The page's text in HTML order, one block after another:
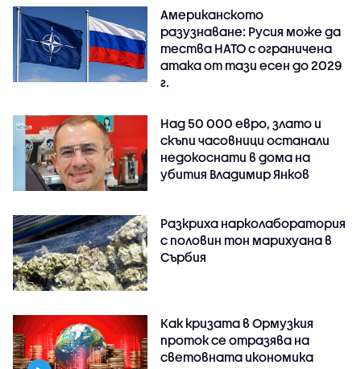
Американското
разузнаване: Русия може да
тества НАТО с ограничена
атака от тази есен до 2029
г.
Над 50 000 евро, злато и
скъпи часовници останали
недокоснати в дома на
убития Владимир Янков
Разкриха нарколаборатория
с половин тон марихуана в
Сърбия
Как кризата в Ормузкия
проток се отразява на
световната икономика